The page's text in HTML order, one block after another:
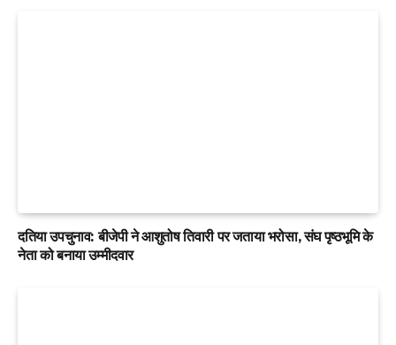
दतिया उपचुनाव: बीजेपी ने आशुतोष तिवारी पर जताया भरोसा, संघ पृष्ठभूमि के
नेता को बनाया उम्मीदवार